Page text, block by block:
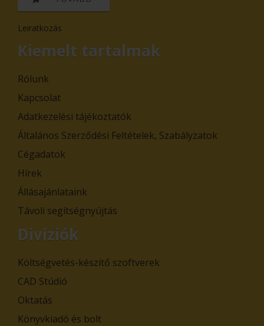
Leiratkozás
Kiemelt tartalmak
Rólunk
Kapcsolat
Adatkezelési tájékoztatók
Általános Szerződési Feltételek, Szabályzatok
Cégadatok
Hírek
Állásajánlataink
Távoli segítségnyújtás
Divíziók
Költségvetés-készítő szoftverek
CAD Stúdió
Oktatás
Könyvkiadó és bolt